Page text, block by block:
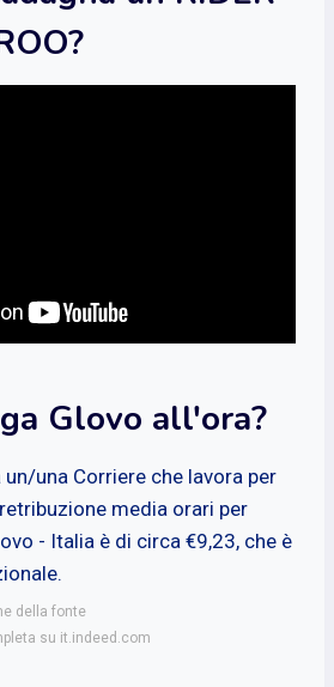
Glovo all'ora?
una Corriere che lavora per
media orari per
- Italia è di circa €9,23, che è
della fonte
su it.indeed.com